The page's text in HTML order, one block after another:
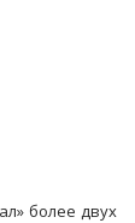
более двух